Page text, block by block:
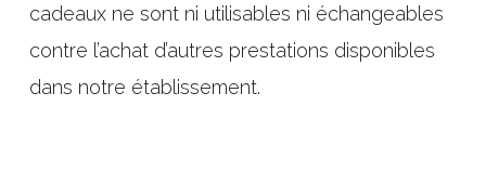
cadeaux ne sont ni utilisables ni échangeables
contre l’achat d’autres prestations disponibles
dans notre établissement.